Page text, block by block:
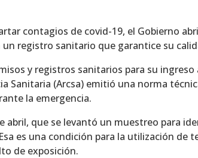
contagios de covid-19, el Gobierno
registro sanitario que garantice su
y registros sanitarios para su ingreso
Sanitaria (Arcsa) emitió una norma
la emergencia.
abril, que se levantó un muestreo para
es una condición para la utilización de
de exposición.